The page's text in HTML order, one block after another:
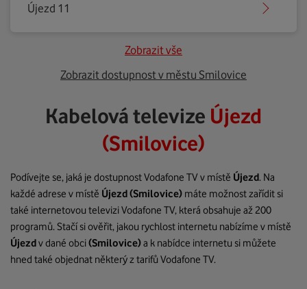
Újezd 11
Zobrazit vše
Zobrazit dostupnost v městu Smilovice
Kabelová televize Újezd
(Smilovice)
Podívejte se, jaká je dostupnost Vodafone TV v místě Újezd. Na
každé adrese v místě Újezd(Smilovice) máte možnost zařídit si
také internetovou televizi Vodafone TV, která obsahuje až 200
programů. Stačí si ověřit, jakou rychlost internetu nabízíme v místě
Újezdv dané obci(Smilovice)a k nabídce internetu si můžete
hned také objednat některý z tarifů Vodafone TV.